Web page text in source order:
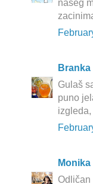
naseg
Branka
Gulaš
puno
Monika
Odličan